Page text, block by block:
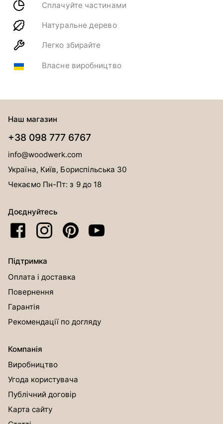
Сплачуйте частинами
Натуральне дерево
Легко збирайте
Власне виробництво
Наш магазин
+38 098 777 6767
info@woodwerk.com
Україна, Київ, Бориспільська 30
Чекаємо Пн-Пт: з 9 до 18
Доєднуйтесь
Підтримка
Оплата і доставка
Повернення
Гарантія
Рекомендації по догляду
Компанія
Виробництво
Угода користувача
Публічний договір
Карта сайту